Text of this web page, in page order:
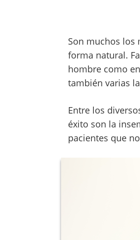
Son muchos los
forma natural.
hombre como
también varias
Entre los
éxito son la
pacientes que